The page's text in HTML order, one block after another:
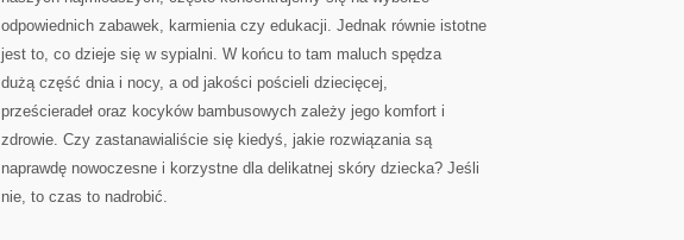
odpowiednich zabawek, karmienia czy edukacji. Jednak równie istotne
jest to, co dzieje się w sypialni. W końcu to tam maluch spędza
dużą część dnia i nocy, a od jakości pościeli dziecięcej,
prześcieradeł oraz kocyków bambusowych zależy jego komfort i
zdrowie. Czy zastanawialiście się kiedyś, jakie rozwiązania są
naprawdę nowoczesne i korzystne dla delikatnej skóry dziecka? Jeśli
nie, to czas to nadrobić.